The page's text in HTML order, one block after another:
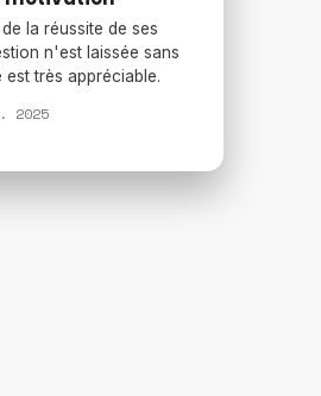
la réussite de ses
n'est laissée sans
très appréciable.
2025